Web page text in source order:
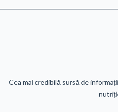
Cea mai credibilă sursă de